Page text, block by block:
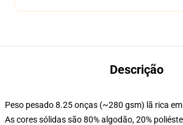
Descrição
Peso pesado 8.25 onças (~280 gsm) lã rica
As cores sólidas são 80% algodão, 20%